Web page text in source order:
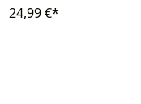
24,99 €*